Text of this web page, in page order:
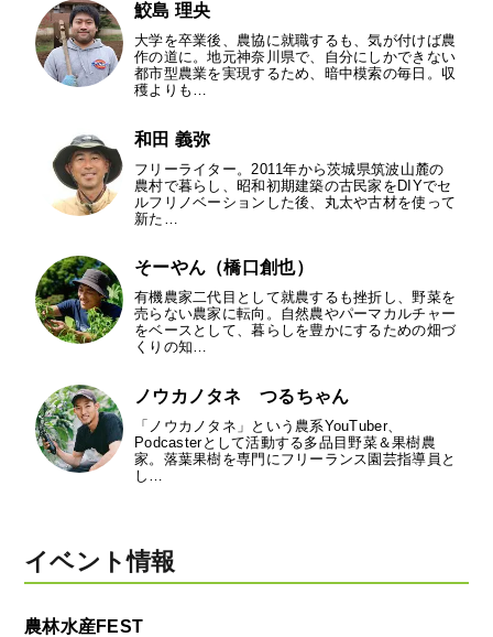
鮫島 理央
大学を卒業後、農協に就職するも、気が付けば農
作の道に。地元神奈川県で、自分にしかできない
都市型農業を実現するため、暗中模索の毎日。収
穫よりも…
和田 義弥
フリーライター。2011年から茨城県筑波山麓の
農村で暮らし、昭和初期建築の古民家をDIYでセ
ルフリノベーションした後、丸太や古材を使って
新た…
そーやん（橋口創也）
有機農家二代目として就農するも挫折し、野菜を
売らない農家に転向。自然農やパーマカルチャー
をベースとして、暮らしを豊かにするための畑づ
くりの知…
ノウカノタネ つるちゃん
「ノウカノタネ」という農系YouTuber、
Podcasterとして活動する多品目野菜＆果樹農
家。落葉果樹を専門にフリーランス園芸指導員と
し…
イベント情報
農林水産FEST